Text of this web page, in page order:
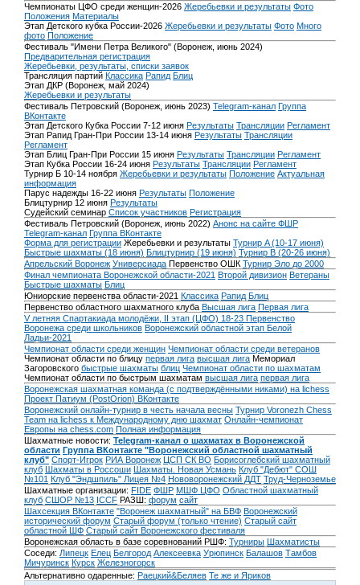
Чемпионаты ЦФО среди женщин-2026 Жеребьевки и результаты Фото
Положения Материалы
Этап Детского кубка России-2026 Жеребьевки и результаты Фото Много
фото Положение
Фестиваль "Имени Петра Великого" (Воронеж, июнь 2024)
Предварительная регистрация
Жеребьевки, результаты, списки заявок
Трансляция партий Классика Рапид Блиц
Этап ДКР (Воронеж, май 2024)
Жеребьевки и результаты
Фестиваль Петровский (Воронеж, июнь 2023) Telegram-канал Группа
ВКонтакте
Этап Детского Кубка России 7-12 июня Результаты Трансляции Регламент
Этап Рапид Гран-При России 13-14 июня Результаты Трансляции
Регламент
Этап Блиц Гран-При России 15 июня Результаты Трансляции Регламент
Этап Кубка России 16-24 июня Результаты Трансляции Регламент
Турнир Б 10-14 ноября Жеребьевки и результаты Положение Актуальная
информация
Парус надежды 16-22 июня Результаты Положение
Блицтурнир 12 июня Результаты
Судейский семинар Список участников Регистрация
Фестиваль Петровский (Воронеж, июнь 2022) Анонс на сайте ФШР
Telegram-канал Группа ВКонтакте
Форма для регистрации Жеребьевки и результаты Турнир A (10-17 июня)
Быстрые шахматы (18 июня) Блицтурнир (19 июня) Турнир B (20-26 июня)
Апрельский Воронеж Универсиада Первенство ОШК Турнир Эло до 2000
Финал чемпионата Воронежской области-2021 Второй дивизион Ветераны
Быстрые шахматы Блиц
Юниорские первенства области-2021 Классика Рапид Блиц
Первенство областного шахматного клуба Высшая лига Первая лига
V летняя Спартакиада молодёжи, II этап (ЦФО) 18-23 Первенство
Воронежа среди школьников Воронежский областной этап Белой
Ладьи-2021
Чемпионат области среди женщин Чемпионат области среди ветеранов
Чемпионат области по блицу первая лига высшая лига Мемориал
Загоровского быстрые шахматы блиц Чемпионат области по шахматам
Чемпионат области по быстрым шахматам высшая лига первая лига
Воронежская шахматная команда (с подтверждёнными никами) на lichess
Проект Патиум (PostOrion) ВКонтакте
Воронежский онлайн-турнир в честь начала весны Турнир Voronezh Chess
Team на lichess к Международному дню шахмат Онлайн-чемпионат
Европы на chess.com Полная информация
Шахматные новости: Telegram-канал о шахматах в Воронежской
области Группа ВКонтакте "Воронежский областной шахматный
клуб" Спорт-Игрок РИА Воронеж ЦСП СК ВО Борисоглебский шахматный
клуб Шахматы в Россоши Шахматы. Новая Усмань Клуб "Дебют" СОШ
№101 Клуб "Эндшпиль" Лицея №4 Нововоронежский ДДТ Труд-Черноземье
Шахматные организации: FIDE ФШР МШФ ЦФО Областной шахматный
клуб СШОР №13 ICCF РАЗШ: форум сайт
Шахсекция ВКонтакте "Воронеж шахматный" на БВФ Воронежский
исторический форум Cтарый форум (только чтение) Старый сайт
областной ШФ Старый сайт Воронежского фестиваля
Воронежская область в базе соревнований РШФ: Турниры Шахматисты
Соседи: Липецк Елец Белгород Алексеевка Урюпинск Балашов Тамбов
Мичуринск Курск Железногорск
Альтернативно одаренные: Раецкий&Беляев Те же и Яриков